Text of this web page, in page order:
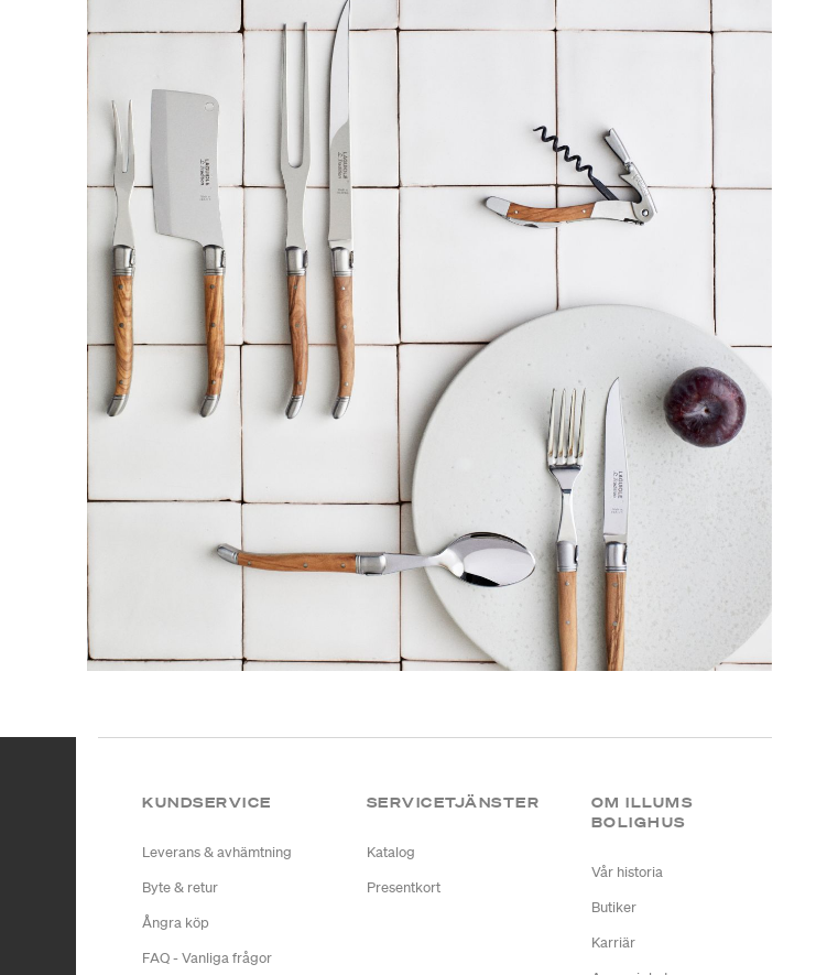
KUNDSERVICE
Leverans & avhämtning
Byte & retur
Ångra köp
FAQ - Vanliga frågor
SERVICETJÄNSTER
Katalog
Presentkort
OM ILLUMS
BOLIGHUS
Vår historia
Butiker
Karriär